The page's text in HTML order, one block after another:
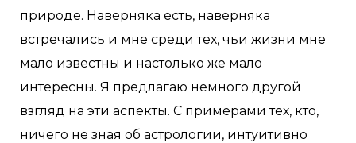
природе. Наверняка есть, наверняка
встречались и мне среди тех, чьи жизни мне
мало известны и настолько же мало
интересны. Я предлагаю немного другой
взгляд на эти аспекты. С примерами тех, кто,
ничего не зная об астрологии, интуитивно